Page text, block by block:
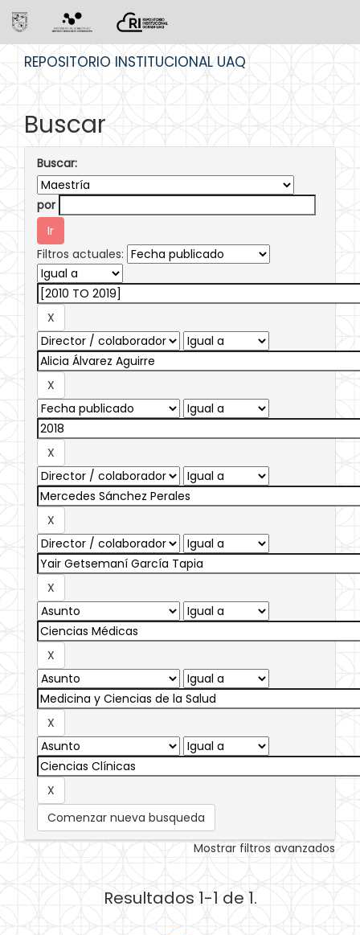
REPOSITORIO INSTITUCIONAL UAQ
Buscar
Buscar:
por
Filtros actuales:
Comenzar nueva busqueda
Mostrar filtros avanzados
Resultados 1-1 de 1.